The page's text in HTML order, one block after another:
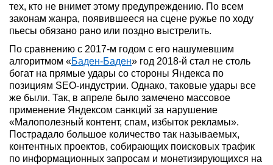
тех, кто не внимет этому предупреждению. По всем
законам жанра, появившееся на сцене ружье по ходу
пьесы обязано рано или поздно выстрелить.
По сравнению с 2017-м годом с его нашумевшим
алгоритмом «Баден-Баден» год 2018-й стал не столь
богат на прямые удары со стороны Яндекса по
позициям SEO-индустрии. Однако, таковые удары все
же были. Так, в апреле было замечено массовое
применение Яндексом санкций за нарушение
«Малополезный контент, спам, избыток рекламы».
Пострадало большое количество так называемых,
контентных проектов, собирающих поисковых трафик
по информационных запросам и монетизирующихся на